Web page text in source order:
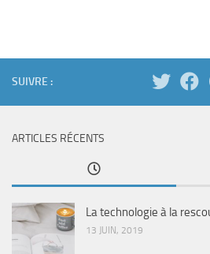
SUIVRE :
ARTICLES RÉCENTS
La technologie à la
13 JUIN, 2019